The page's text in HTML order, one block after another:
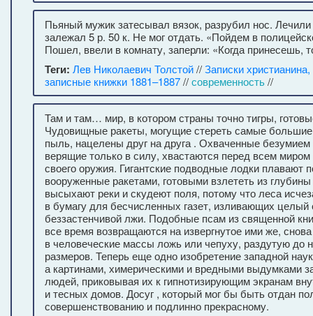
Пьяный мужик затесывал вязок, разрубил нос.
залежал 5 р. 50 к. Не мог отдать. «Пойдем в
Пошел, ввели в комнату, заперли: «Когда принесешь,
Теги: Лев Николаевич Толстой//Записки
записные книжки 1881–1887//современность//
Там и там… мир, в котором страны точно тигры,
Чудовищные ракеты, могущие стереть самые
пыль, нацелены друг на друга . Охваченные
верящие только в силу, хвастаются перед всем
своего оружия. Гигантские подводные лодки плавают
вооруженные ракетами, готовыми взлететь из
высыхают реки и скудеют поля, потому что леса
в бумагу для бесчисленных газет, изливающих целый
беззастенчивой лжи. Подобные псам из священной
все время возвращаются на извергнутое ими же,
в человеческие массы ложь или чепуху, раздутую до
размеров. Теперь еще одно изобретение западной
а картинами, химерическими и вредными выдумками
людей, приковывая их к гипнотизирующим экранам
и тесных домов. Досуг , который мог бы быть отдан
совершенствованию и подлинно прекрасному.